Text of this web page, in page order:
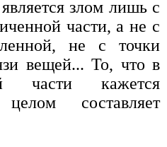
злом лишь с
части, а не с
не с точки
вещей... То, что в
кажется
составляет